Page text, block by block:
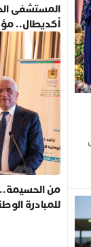
المستشفى
أكديطال..
تلتزم بأفضل
من الحسيمة..
للمبادرة